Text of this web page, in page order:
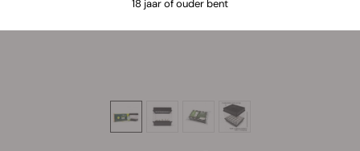
18 jaar of ouder bent